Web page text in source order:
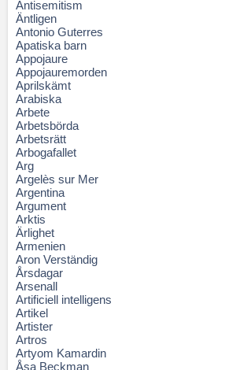
Antisemitism
Äntligen
Antonio Guterres
Apatiska barn
Appojaure
Appojauremorden
Aprilskämt
Arabiska
Arbete
Arbetsbörda
Arbetsrätt
Arbogafallet
Arg
Argelès sur Mer
Argentina
Argument
Arktis
Ärlighet
Armenien
Aron Verständig
Årsdagar
Arsenall
Artificiell intelligens
Artikel
Artister
Artros
Artyom Kamardin
Åsa Beckman